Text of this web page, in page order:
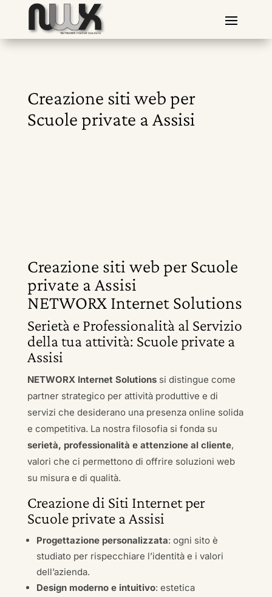
Creazione siti web per
Scuole private a Assisi
Creazione siti web per Scuole
private a Assisi
NETWORX Internet Solutions
Serietà e Professionalità al Servizio
della tua attività: Scuole private a
Assisi
NETWORX Internet Solutionssi distingue come
partner strategico per attività produttive e di
servizi che desiderano una presenza online solida
e competitiva. La nostra filosofia si fonda su
serietà, professionalità e attenzione al cliente,
valori che ci permettono di offrire soluzioni web
su misura e di qualità.
Creazione di Siti Internet per
Scuole private a Assisi
Progettazione personalizzata: ogni sito è
studiato per rispecchiare l’identità e i valori
dell’azienda.
Design moderno e intuitivo: estetica